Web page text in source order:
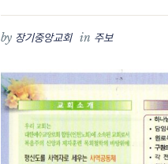
by 장기중앙교회 in 주보